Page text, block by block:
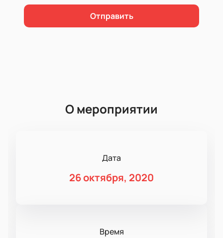
Отправить
О мероприятии
Дата
26 октября, 2020
Время